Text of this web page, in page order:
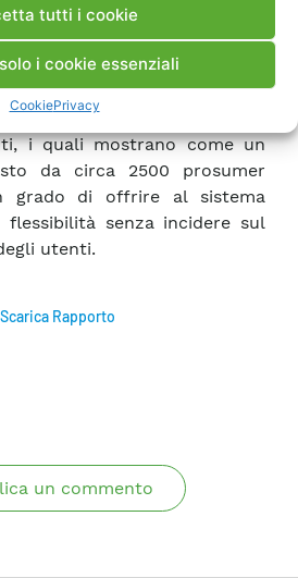
tutti i cookie
i cookie essenziali
CookiePrivacy
degli scambi energetici
e le corrispondenti
e commentati i risultati
i quali mostrano come un
da circa 2500 prosumer
grado di offrire al sistema
senza incidere sul
utenti.
Scarica Rapporto
un commento